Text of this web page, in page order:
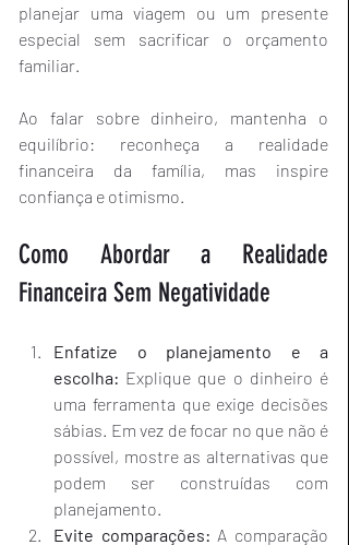
planejar uma viagem ou um presente
especial sem sacrificar o orçamento
familiar.
Ao falar sobre dinheiro, mantenha o
equilíbrio: reconheça a realidade
financeira da família, mas inspire
confiança e otimismo.
Como Abordar a Realidade
Financeira Sem Negatividade
Enfatize o planejamento e a
escolha: Explique que o dinheiro é
uma ferramenta que exige decisões
sábias. Em vez de focar no que não é
possível, mostre as alternativas que
podem ser construídas com
planejamento.
Evite comparações: A comparação